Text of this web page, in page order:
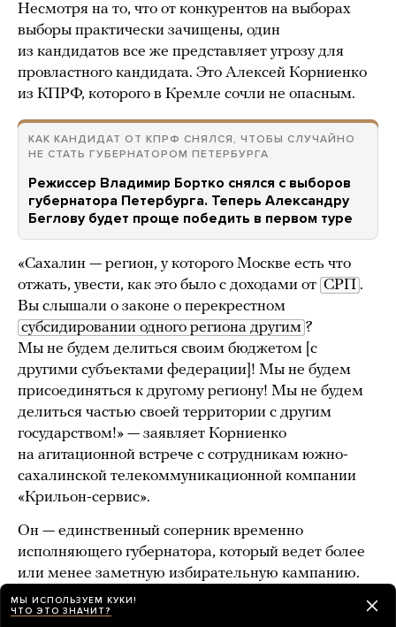
Несмотря на то, что от конкурентов на выборах
выборы практически зачищены, один
из кандидатов все же представляет угрозу для
провластного кандидата. Это Алексей Корниенко
из КПРФ, которого в Кремле сочли не опасным.
КАК КАНДИДАТ ОТ КПРФ СНЯЛСЯ, ЧТОБЫ СЛУЧАЙНО
НЕ СТАТЬ ГУБЕРНАТОРОМ ПЕТЕРБУРГА
Режиссер Владимир Бортко снялся с выборов
губернатора Петербурга. Теперь Александру
Беглову будет проще победить в первом туре
«Сахалин — регион, у которого Москве есть что
отжать, увести, как это было с доходами от СРП .
Вы слышали о законе о перекрестном
субсидировании одного региона другим ?
Мы не будем делиться своим бюджетом [с
другими субъектами федерации]! Мы не будем
присоединяться к другому региону! Мы не будем
делиться частью своей территории с другим
государством!» — заявляет Корниенко
на агитационной встрече с сотрудникам южно-
сахалинской телекоммуникационной компании
«Крильон-сервис».
Он — единственный соперник временно
исполняющего губернатора, который ведет более
или менее заметную избирательную кампанию.
Основной лозунг Корниенко — «Сахалинская
область делиться не будет». Эту фразу можно
МЫ ИСПОЛЬЗУЕМ КУКИ!
ЧТО ЭТО ЗНАЧИТ?